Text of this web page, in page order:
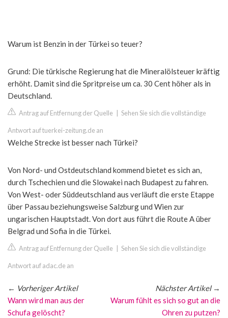
Warum ist Benzin in der Türkei so teuer?
Grund: Die türkische Regierung hat die Mineralölsteuer kräftig
erhöht. Damit sind die Spritpreise um ca. 30 Cent höher als in
Deutschland.
Antrag auf Entfernung der Quelle Sehen Sie sich die vollständige
Antwort auf tuerkei-zeitung.de an
Welche Strecke ist besser nach Türkei?
Von Nord- und Ostdeutschland kommend bietet es sich an,
durch Tschechien und die Slowakei nach Budapest zu fahren.
Von West- oder Süddeutschland aus verläuft die erste Etappe
über Passau beziehungsweise Salzburg und Wien zur
ungarischen Hauptstadt. Von dort aus führt die Route A über
Belgrad und Sofia in die Türkei.
Antrag auf Entfernung der Quelle Sehen Sie sich die vollständige
Antwort auf adac.de an
← Vorheriger Artikel
Wann wird man aus der
Schufa gelöscht?
Nächster Artikel→
Warum fühlt es sich so gut an die
Ohren zu putzen?